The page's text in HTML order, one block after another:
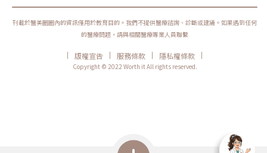
刊載於醫美圈圈內的資訊僅用於教育目的。我們不提供醫療諮詢、診斷或建議。如果遇到任何
的醫療問題，請與相關醫療專業人員聯繫
| 版權宣告 | 服務條款 | 隱私權條款
|
Copyright © 2022 Worth it All rights reserved.